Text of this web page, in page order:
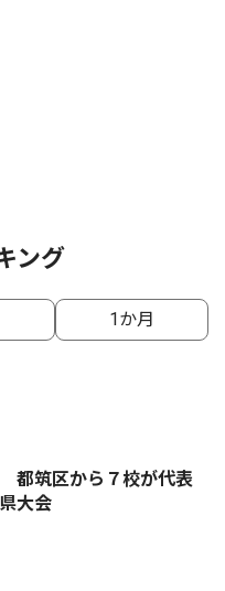
ング
1か月
都筑区から７校が代表
大会